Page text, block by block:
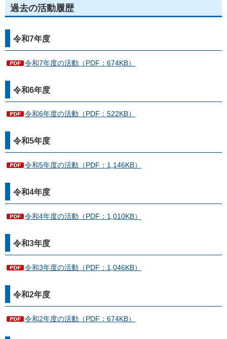
過去の活動履歴
令和7年度
令和7年度の活動（PDF：674KB）
令和6年度
令和6年度の活動（PDF：522KB）
令和5年度
令和5年度の活動（PDF：1,146KB）
令和4年度
令和4年度の活動（PDF：1,010KB）
令和3年度
令和3年度の活動（PDF：1,046KB）
令和2年度
令和2年度の活動（PDF：674KB）